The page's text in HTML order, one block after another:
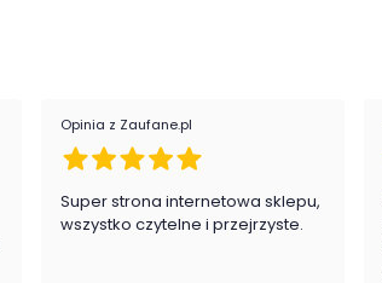
Opinia z Zaufane.pl
Super strona internetowa sklepu,
wszystko czytelne i przejrzyste.